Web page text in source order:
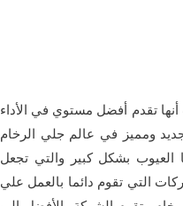
تقدم أفضل مستوي في الأداء
ومميز في عالم جلي الرخام
العيوب بشكل كبير والتي تجعل
التي تقوم دائما بالعمل علي